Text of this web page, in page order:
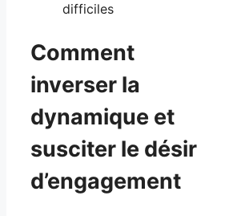
difficiles
Comment
inverser la
dynamique et
susciter le désir
d’engagement